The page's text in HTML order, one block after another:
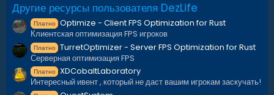
Другие ресурсы пользователя DezLife
Платно Optimize - Client FPS Optimization for Rust
Клиентская оптимизация FPS игроков
Платно TurretOptimizer - Server FPS Optimization for Rust
Серверная оптимизация FPS
Платно XDCobaltLaboratory
Интересный ивент , который не даст вашим игрокам заскучать!